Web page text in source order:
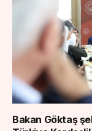
Bakan Göktaş